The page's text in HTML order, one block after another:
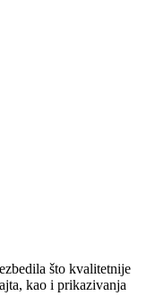
što kvalitetnije
kao i prikazivanja